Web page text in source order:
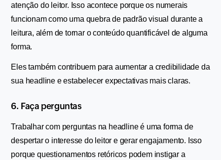
atenção do leitor. Isso acontece porque os numerais
funcionam como uma quebra de padrão visual durante a
leitura, além de tornar o conteúdo quantificável de alguma
forma.
Eles também contribuem para aumentar a credibilidade da
sua headline e estabelecer expectativas mais claras.
6. Faça perguntas
Trabalhar com perguntas na headline é uma forma de
despertar o interesse do leitor e gerar engajamento. Isso
porque questionamentos retóricos podem instigar a